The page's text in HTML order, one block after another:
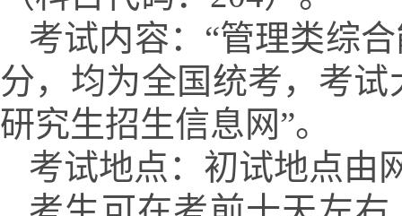
考试内容： “管理类综
分，均为全国统考，考
研究生招生信息网”。
考试地点：初试地点由